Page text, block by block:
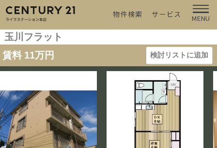
物件検索 サービス MENU
玉川フラット
賃料 11万円 検討リストに追加